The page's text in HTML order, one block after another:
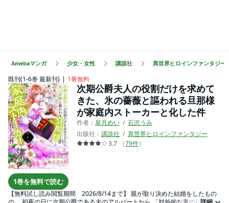
Amebaマンガ 少女・女性 講談社 異世界ヒロインファンタジー
既刊(1-6巻 最新刊) 1冊無料
1巻を無料で読む
次期公爵夫人の役割だけを求めて
きた、氷の薔薇と謳われる旦那様
が家庭内ストーカーと化した件
作者： 皐月めい
石沢うみ
出版社： 講談社
異世界ヒロインファンタジー
3.7
（79件）
【無料試し読み閲覧期間 2026/8/14まで】 親が取り決めた結婚をしたもの